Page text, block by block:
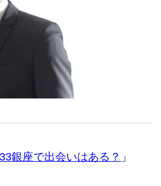
銀座で出会いはある？ 」